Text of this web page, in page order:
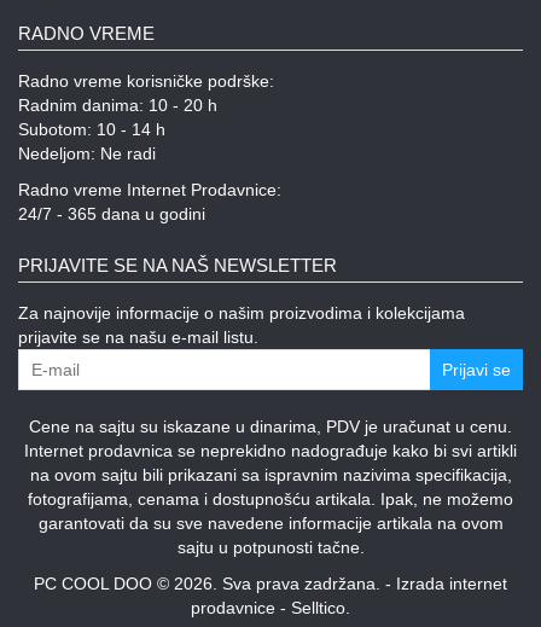
RADNO VREME
Radno vreme korisničke podrške:
Radnim danima: 10 - 20 h
Subotom: 10 - 14 h
Nedeljom: Ne radi
Radno vreme Internet Prodavnice:
24/7 - 365 dana u godini
PRIJAVITE SE NA NAŠ NEWSLETTER
Za najnovije informacije o našim proizvodima i kolekcijama
prijavite se na našu e-mail listu.
Prijavi se
Cene na sajtu su iskazane u dinarima, PDV je uračunat u cenu.
Internet prodavnica se neprekidno nadograđuje kako bi svi artikli
na ovom sajtu bili prikazani sa ispravnim nazivima specifikacija,
fotografijama, cenama i dostupnošću artikala. Ipak, ne možemo
garantovati da su sve navedene informacije artikala na ovom
sajtu u potpunosti tačne.
PC COOL DOO © 2026. Sva prava zadržana. - Izrada internet
prodavnice - Selltico.